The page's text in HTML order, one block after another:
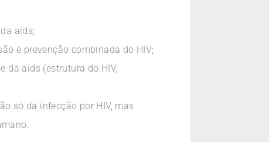
aids;
e prevenção combinada do HIV;
da aids (estrutura do HIV,
só da infecção por HIV, mas